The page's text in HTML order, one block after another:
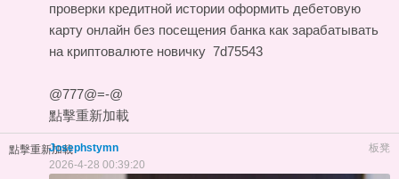
проверки кредитной истории оформить дебетовую
карту онлайн без посещения банка как зарабатывать
на криптовалюте новичку 7d75543
@777@=-@
點擊重新加載
點擊重新加載 板凳
Josephstymn
2026-4-28 00:39:20